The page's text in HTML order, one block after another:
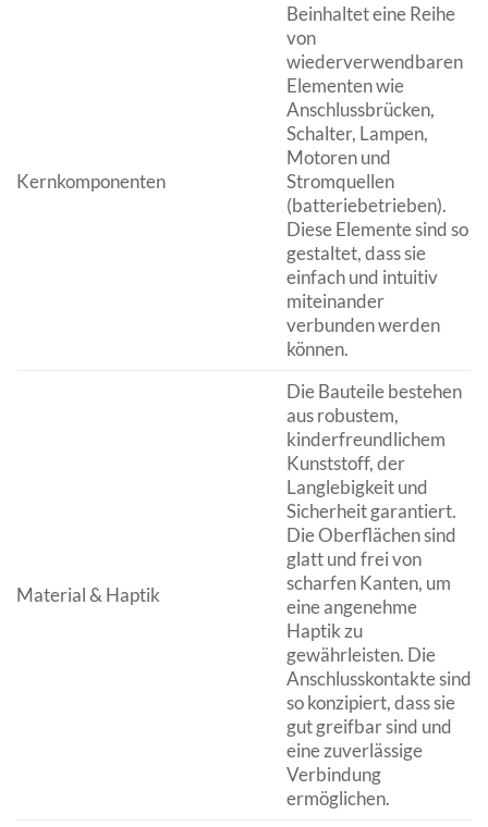
Kernkomponenten
Beinhaltet eine Reihe
von
wiederverwendbaren
Elementen wie
Anschlussbrücken,
Schalter, Lampen,
Motoren und
Stromquellen
(batteriebetrieben).
Diese Elemente sind so
gestaltet, dass sie
einfach und intuitiv
miteinander
verbunden werden
können.
Material & Haptik
Die Bauteile bestehen
aus robustem,
kinderfreundlichem
Kunststoff, der
Langlebigkeit und
Sicherheit garantiert.
Die Oberflächen sind
glatt und frei von
scharfen Kanten, um
eine angenehme
Haptik zu
gewährleisten. Die
Anschlusskontakte sind
so konzipiert, dass sie
gut greifbar sind und
eine zuverlässige
Verbindung
ermöglichen.